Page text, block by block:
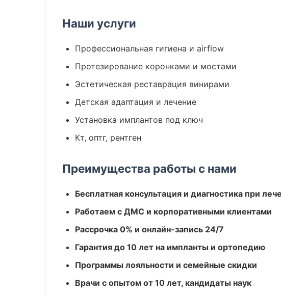
Наши услуги
Профессиональная гигиена и airflow
Протезирование коронками и мостами
Эстетическая реставрация винирами
Детская адаптация и лечение
Установка имплантов под ключ
Кт, оптг, рентген
Преимущества работы с нами
Бесплатная консультация и диагностика при
Работаем с ДМС и корпоративными клиентами
Рассрочка 0% и онлайн-запись 24/7
Гарантия до 10 лет на импланты и ортопедию
Программы лояльности и семейные скидки
Врачи с опытом от 10 лет, кандидаты наук